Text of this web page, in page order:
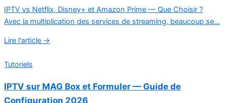
IPTV vs Netflix, Disney+ et Amazon Prime — Que Choisir ?
Avec la multiplication des services de streaming, beaucoup se...
Lire l'article →
Tutoriels
IPTV sur MAG Box et Formuler — Guide de
Configuration 2026